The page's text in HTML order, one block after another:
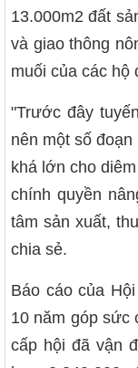
13.000m2 đất
và giao thông
muối của các hộ
"Trước đây
nên một số
khá lớn cho
chính quyền
tâm sản xuất,
chia sẻ.
Báo cáo của
10 năm góp sức
cấp hội đã vận